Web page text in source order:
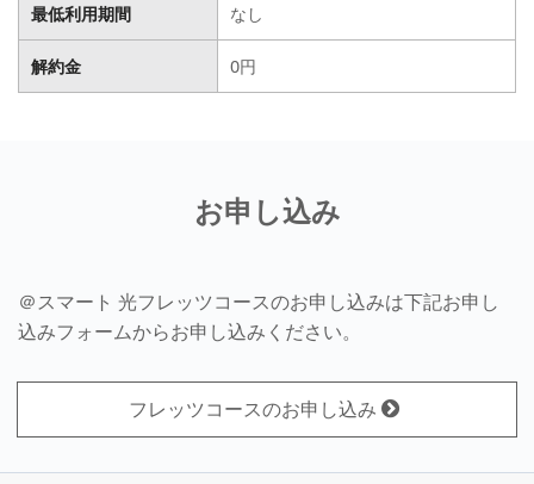
最低利用期間 なし
解約金 0円
お申し込み
＠スマート 光フレッツコースのお申し込みは下記お申し
込みフォームからお申し込みください。
フレッツコースのお申し込み